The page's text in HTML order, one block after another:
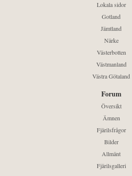
Lokala sidor
Gotland
Jämtland
Närke
Västerbotten
Västmanland
Västra Götaland
Forum
Översikt
Ämnen
Fjärilsfrågor
Bilder
Allmänt
Fjärilsgalleri